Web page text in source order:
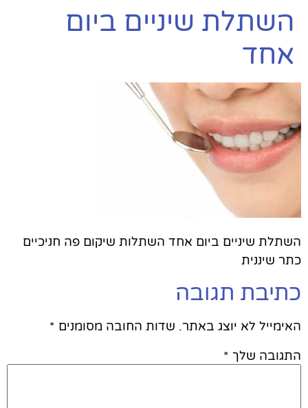
השתלת שיניים ביום
אחד
השתלת שיניים ביום אחד השתלות שיקום פה חניכיים
כתר שיננית
כתיבת תגובה
האימייל לא יוצג באתר. שדות החובה מסומנים *
התגובה שלך *